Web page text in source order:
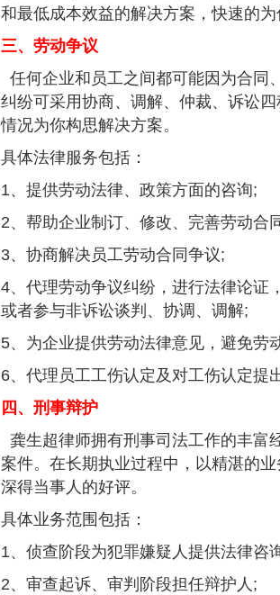
和最低成本效益的解决方案，快速的
三、劳动争议
任何企业和员工之间都可能因为合同
纠纷可采用协商、调解、仲裁、诉讼
情况为你构思解决方案。
具体法律服务包括：
1、提供劳动法律、政策方面的咨询;
2、帮助企业制订、修改、完善劳动合
3、协商解决员工劳动合同争议;
4、代理劳动争议纠纷，进行法律论证
或者参与非诉讼谈判、协调、调解;
5、为企业提供劳动法律意见，避免劳
6、代理员工工伤认定及对工伤认定提
四、刑事辩护
龚生超律师拥有刑事司法工作的丰富
案件。在长期执业过程中，以精湛的
深得当事人的好评。
具体业务范围包括：
1、侦查阶段为犯罪嫌疑人提供法律咨
2、审查起诉、审判阶段担任辩护人;